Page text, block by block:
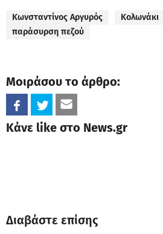
Κωνσταντίνος Αργυρός Κολωνάκι
παράσυρση πεζού
Μοιράσου το άρθρο:
Κάνε like στο News.gr
Διαβάστε επίσης